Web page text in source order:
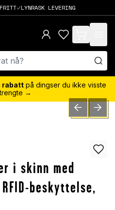
LYNRASK LEVERING
items in cart,
rabatt på dingser du ikke visste
→
PREVIOUSNEXT
i skinn med
beskyttelse,